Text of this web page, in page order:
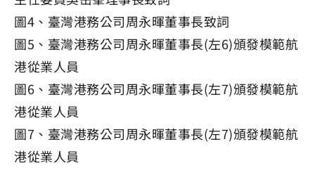
圖4、臺灣港務公司周永暉董事長致詞
圖5、臺灣港務公司周永暉董事長(左6)頒發模範航
港從業人員
圖6、臺灣港務公司周永暉董事長(左7)頒發模範航
港從業人員
圖7、臺灣港務公司周永暉董事長(左7)頒發模範航
港從業人員